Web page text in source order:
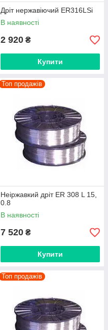
Дріт нержавіючий ER316LSi
В наявності
2 920 ₴
Купити
Топ продажів
Неіржавкий дріт ER 308 L 15,
0.8
В наявності
7 520 ₴
Купити
Топ продажів